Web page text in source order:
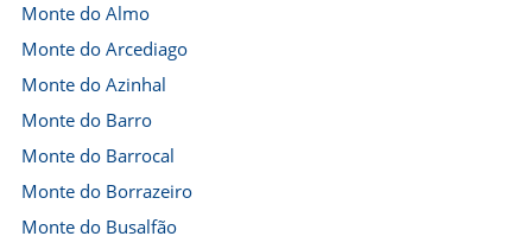
Monte do Almo
Monte do Arcediago
Monte do Azinhal
Monte do Barro
Monte do Barrocal
Monte do Borrazeiro
Monte do Busalfão